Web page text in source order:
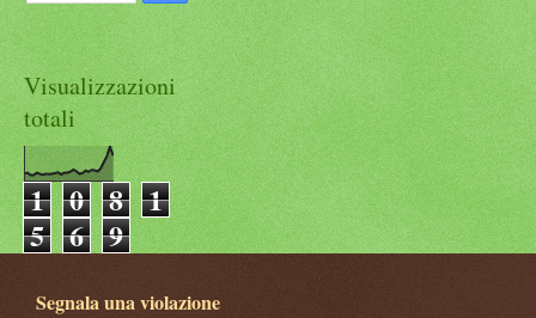
Visualizzazioni
totali
1 0 8 1
5 6 9
Segnala una violazione